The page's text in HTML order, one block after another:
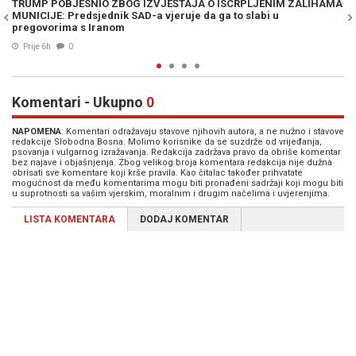
O ISCRPLJENIM ZALIHAMA
da ga to slabi u
RUSIJA NADOGRADILA IRANSKE
Američke vojne baze na Bliskom
Komentari - Ukupno 0
NAPOMENA: Komentari odražavaju stavove njihovih autora, a ne nužno i stavove
redakcije Slobodna Bosna. Molimo korisnike da se suzdrže od vrijeđanja,
psovanja i vulgarnog izražavanja. Redakcija zadržava pravo da obriše komentar
bez najave i objašnjenja. Zbog velikog broja komentara redakcija nije dužna
obrisati sve komentare koji krše pravila. Kao čitalac također prihvatate
mogućnost da među komentarima mogu biti pronađeni sadržaji koji mogu biti
u suprotnosti sa vašim vjerskim, moralnim i drugim načelima i uvjerenjima.
LISTA KOMENTARA DODAJ KOMENTAR